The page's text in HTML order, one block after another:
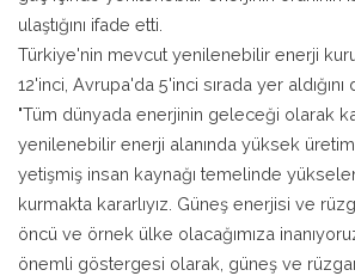
ulaştığını ifade etti.
Türkiye'nin mevcut yenilenebilir enerji
12'inci, Avrupa'da 5'inci sırada yer
"Tüm dünyada enerjinin geleceği olarak
yenilenebilir enerji alanında yüksek
yetişmiş insan kaynağı temelinde
kurmakta kararlıyız. Güneş enerjisi ve
öncü ve örnek ülke olacağımıza
önemli göstergesi olarak, güneş ve